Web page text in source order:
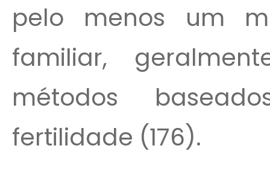
pelo menos um
familiar,
métodos
fertilidade (176).